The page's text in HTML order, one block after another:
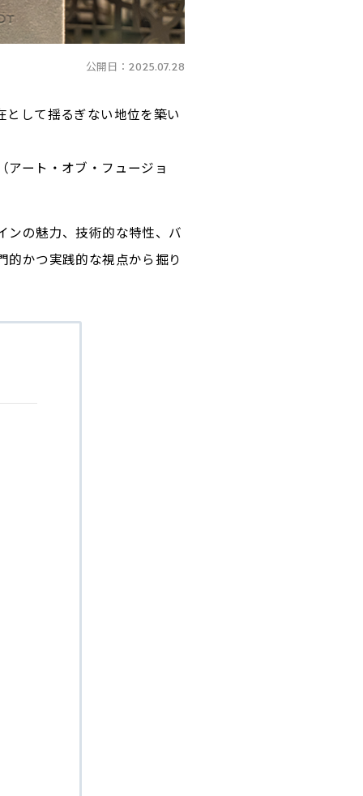
公開日： 2025.07.28
して揺るぎない地位を築い
アート・オブ・フュージョ
ンの魅力、技術的な特性、バ
的かつ実践的な視点から掘り